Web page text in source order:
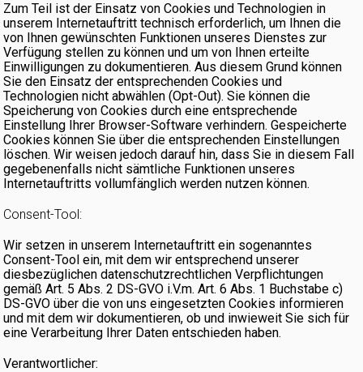
Zum Teil ist der Einsatz von Cookies und Technologien in
unserem Internetauftritt technisch erforderlich, um Ihnen die
von Ihnen gewünschten Funktionen unseres Dienstes zur
Verfügung stellen zu können und um von Ihnen erteilte
Einwilligungen zu dokumentieren. Aus diesem Grund können
Sie den Einsatz der entsprechenden Cookies und
Technologien nicht abwählen (Opt-Out). Sie können die
Speicherung von Cookies durch eine entsprechende
Einstellung Ihrer Browser-Software verhindern. Gespeicherte
Cookies können Sie über die entsprechenden Einstellungen
löschen. Wir weisen jedoch darauf hin, dass Sie in diesem Fall
gegebenenfalls nicht sämtliche Funktionen unseres
Internetauftritts vollumfänglich werden nutzen können.
Consent-Tool:
Wir setzen in unserem Internetauftritt ein sogenanntes
Consent-Tool ein, mit dem wir entsprechend unserer
diesbezüglichen datenschutzrechtlichen Verpflichtungen
gemäß Art. 5 Abs. 2 DS-GVO i.V.m. Art. 6 Abs. 1 Buchstabe c)
DS-GVO über die von uns eingesetzten Cookies informieren
und mit dem wir dokumentieren, ob und inwieweit Sie sich für
eine Verarbeitung Ihrer Daten entschieden haben.
Verantwortlicher: